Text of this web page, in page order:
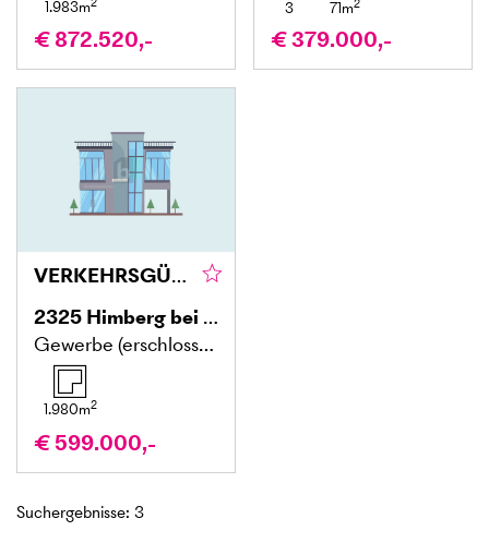
1.983m
€ 872.520,-
3 71m2
€ 379.000,-
VERKEHRSGÜNSTIG - AUCH KAUF VON TEILFLÄCHE MÖGLICH
2325 Himberg bei Wien
Gewerbe (erschlossen)
1.980m2
€ 599.000,-
Suchergebnisse: 3